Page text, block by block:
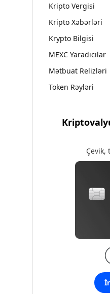
Kripto Vergisi
Kripto Xəbərləri
Krypto Bilgisi
MEXC Yaradıcılar
Mətbuat Relizləri
Token Rəyləri
Çevik,